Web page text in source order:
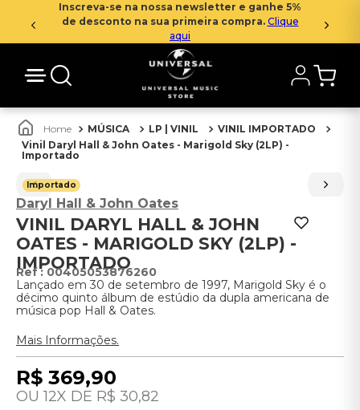
Inscreva-se na nossa newsletter e ganhe 5%
de desconto na sua primeira compra. Clique
aqui
MÚSICA LP | VINIL
VINIL IMPORTADO
Vinil Daryl Hall & John Oates - Marigold Sky (2LP) -
Importado
Importado
Daryl Hall & John Oates
VINIL DARYL HALL & JOHN
OATES - MARIGOLD SKY (2LP) -
IMPORTADO
: 00405053876260
Lançado em 30 de setembro de 1997, Marigold Sky é o
décimo quinto álbum de estúdio da dupla americana de
música pop Hall & Oates.
Mais Informações.
R$ 369,90
12 R$ 30,82